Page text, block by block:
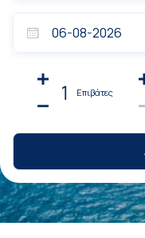
1 Επιβάτες